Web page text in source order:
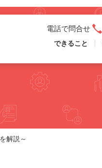
電話で問合せ
できること
解説～